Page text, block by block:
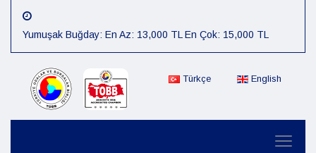
Yumuşak Buğday: En Az: 13,000 TL En Çok: 15,000 TL
Arpa: En Az: 15,000 TL En Çok: 16,000 TL
Mısır: En Az: 12,000 TL En Çok: 14,000 TL
Çiğit: En Az: 12,000 TL En Çok: 14,000 TL
Preseli Pamuk: En Az: 80,000 TL En Çok: 85,000 TL
Kütlü Pamuk: En Az: 40,000 TL En Çok: 45,000 TL
07.08.2026 Günlük Fiyat :Sert Buğday: En Az: 15,000 TL En
Türkçe English